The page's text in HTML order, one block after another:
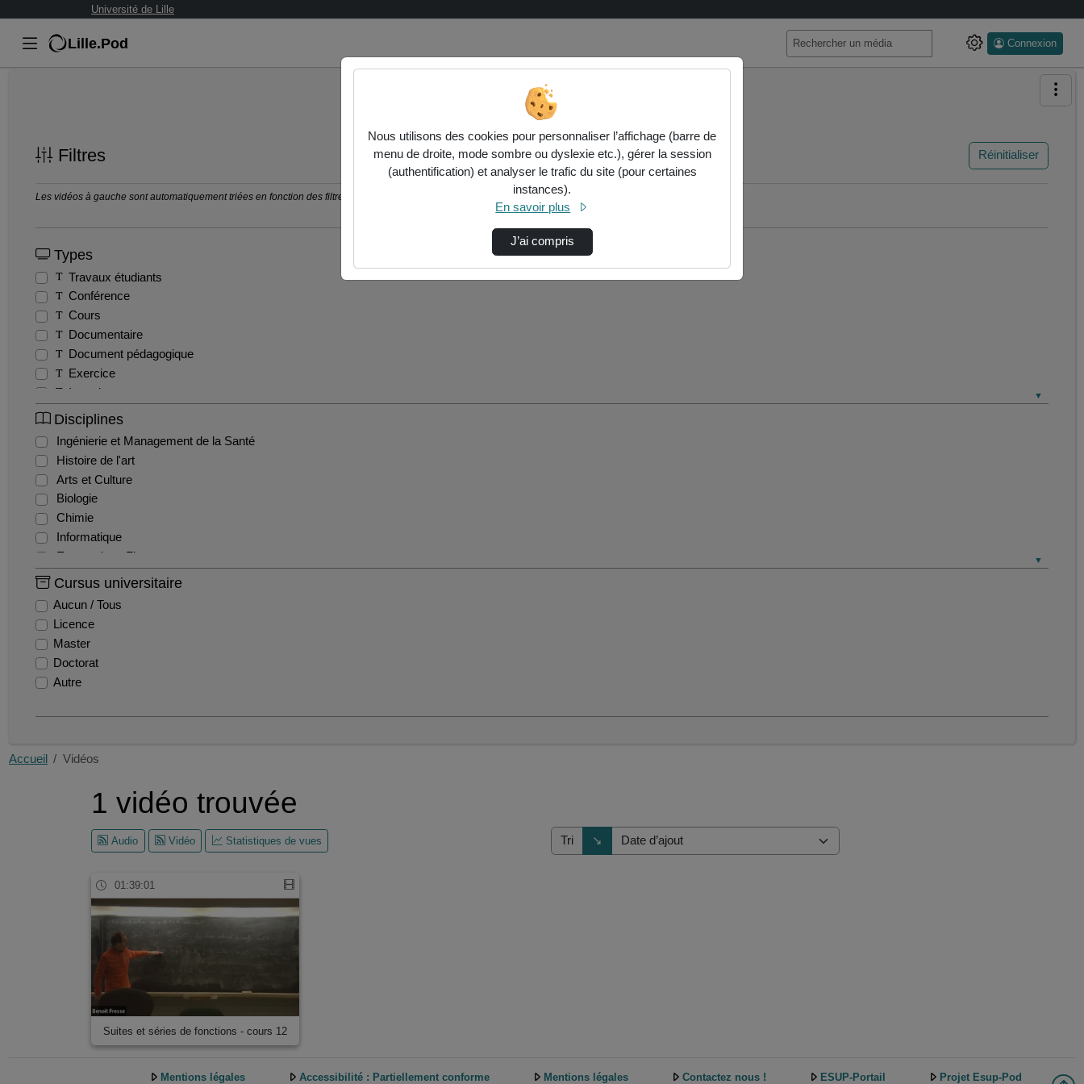
Université de Lille
Lille.Pod Connexion
Filtres Réinitialiser
Les vidéos à gauche sont automatiquement triées en fonction des filtres sélectionnés ci-dessous. Vérifiez les options pour ajuster les résultats.
Types
Travaux étudiants
Conférence
Cours
Documentaire
Document pédagogique
Exercice
Interview
Magazine
Autres
Clip de présentation
Colloque
Webinaire
Disciplines
Ingénierie et Management de la Santé
Histoire de l'art
Arts et Culture
Biologie
Chimie
Informatique
Economie et Finance
Sciences de l'Education
Pharmacie
Physique
Sciences politiques
Psychologie
Sciences de la Terre, de l'Univers et de l'Environnement
Cursus universitaire
Aucun / Tous
Licence
Master
Doctorat
Autre
Accueil Vidéos
1 vidéo trouvée
Audio Vidéo Statistiques de vues Tri ↘
Direction de tri
01:39:01
Suites et séries de fonctions - cours 12
Mentions légales Accessibilité : Partiellement conforme Mentions légales Contactez nous ! ESUP-Portail Projet Esup-Pod
Nous utilisons des cookies pour personnaliser l’affichage (barre de
menu de droite, mode sombre ou dyslexie etc.), gérer la session
(authentification) et analyser le trafic du site (pour certaines
instances).
En savoir plus
J’ai compris